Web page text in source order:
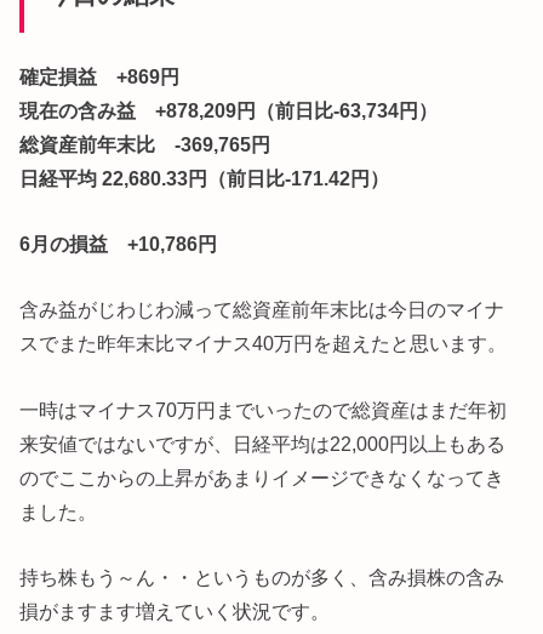
確定損益 +869円
現在の含み益 +878,209円（前日比-63,734円）
総資産前年末比 -369,765円
日経平均 22,680.33円（前日比-171.42円）
6月の損益 +10,786円
含み益がじわじわ減って総資産前年末比は今日のマイナ
スでまた昨年末比マイナス40万円を超えたと思います。
一時はマイナス70万円までいったので総資産はまだ年初
来安値ではないですが、日経平均は22,000円以上もある
のでここからの上昇があまりイメージできなくなってき
ました。
持ち株もう～ん・・というものが多く、含み損株の含み
損がますます増えていく状況です。